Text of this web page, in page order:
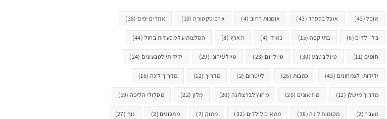
אוכל(43) אוכל בספרד(43) אומנות רחוב (4) ארכיטקטורה(10) אתרים יפים (38)
בלי ילדים (6) בתי קפה (15) גאודי (4) הארץ (8) המלצות על מסעדות בחול (44)
חופים (11) טיול בטבע(30) טיול יום (23) טיול עירוני (29) ידידותי לטבעונים (24)
ידידותי לצמחונים (43) כתבות (26) לייטרום (2) מדריך(12) מדריך לינה(16)
מדריך מישלן (12) מוזיאונים (20) מחוץ לברצלונה (20) מלון(22) מסלולי הליכה(19)
מעבר(2) מקומות לינה(38) מתאים לילדים (32) מתוק (7) מתכונים (2) נוף (27)